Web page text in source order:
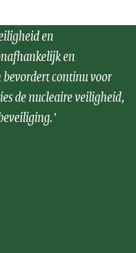
en
en
continu voor
de nucleaire veiligheid,